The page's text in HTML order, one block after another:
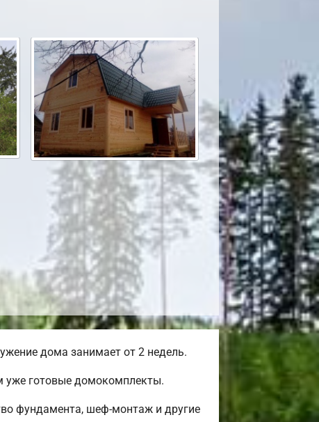
дома занимает от 2 недель.
уже готовые домокомплекты.
фундамента, шеф-монтаж и другие